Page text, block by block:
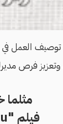
توصيف العمل
وتعزيز فرص